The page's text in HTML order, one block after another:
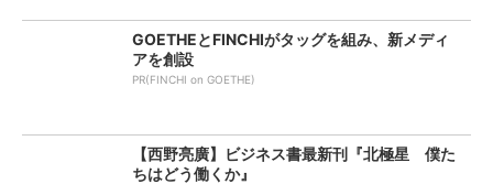
GOETHEとFINCHIがタッグを組み、新メディ
アを創設
PR(FINCHI on GOETHE)
【西野亮廣】ビジネス書最新刊『北極星 僕た
ちはどう働くか』